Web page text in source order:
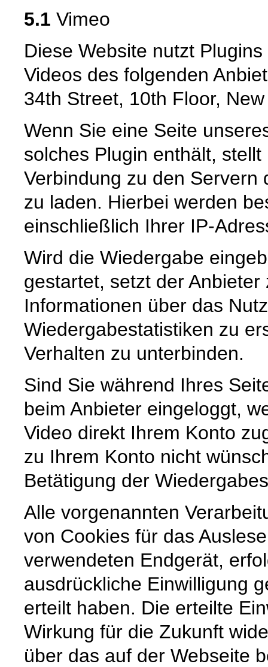
5.1 Vimeo
Diese Website nutzt
Videos des folgenden
34th Street, 10th Floor,
Wenn Sie eine Seite
solches Plugin enthält,
Verbindung zu den Servern
zu laden. Hierbei werden
einschließlich Ihrer IP-
Wird die Wiedergabe
gestartet, setzt der
Informationen über das
Wiedergabestatistiken zu
Verhalten zu unterbinden.
Sind Sie während Ihres
beim Anbieter eingeloggt,
Video direkt Ihrem Konto
zu Ihrem Konto nicht
Betätigung der
Alle vorgenannten
von Cookies für das
verwendeten Endgerät,
ausdrückliche Einwilligung
erteilt haben. Die erteilte
Wirkung für die Zukunft
über das auf der Webseite